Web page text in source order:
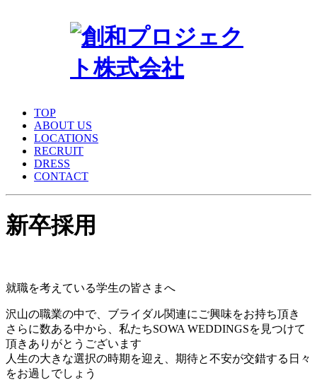
TOP
ABOUT US
LOCATIONS
RECRUIT
DRESS
CONTACT
新卒採用
就職を考えている学生の皆さまへ
沢山の職業の中で、ブライダル関連にご興味をお持ち頂き
さらに数ある中から、私たちSOWA WEDDINGSを見つけて
頂きありがとうございます
人生の大きな選択の時期を迎え、期待と不安が交錯する日々
をお過しでしょう